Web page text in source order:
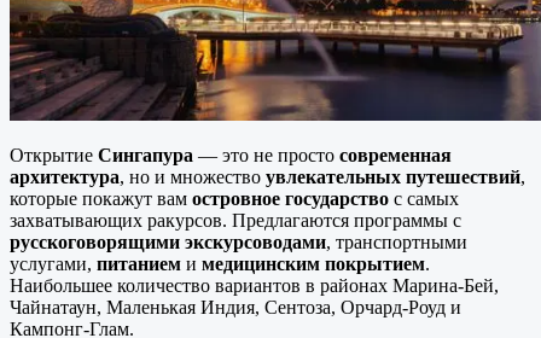
Открытие Сингапура — это не просто современная
архитектура, но и множество увлекательных путешествий,
которые покажут вам островное государство с самых
захватывающих ракурсов. Предлагаются программы с
русскоговорящими экскурсоводами, транспортными
услугами, питанием и медицинским покрытием.
Наибольшее количество вариантов в районах Марина-Бей,
Чайнатаун, Маленькая Индия, Сентоза, Орчард-Роуд и
Кампонг-Глам.